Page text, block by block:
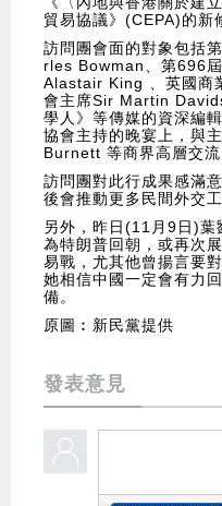
貿易協議》(CEPA)的新
訪問團會面的對象包括
rles Bowman、第696
Alastair King 、英國商
會主席Sir Martin
學人》等傳媒的資深編
協會主持的晚宴上，與
Burnett 等商界高層交流
訪問團對此行成果感滿
後會推動更多民間外交
另外，昨日(11月9日)葉
為特朗普回朝，或再次
易戰，尤其他曾揚言要
她相信中國一定會有力
備。
原圖︰新民黨提供
發表意見